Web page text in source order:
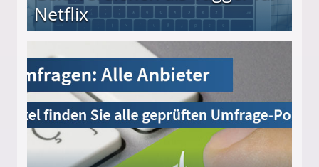
Netflix